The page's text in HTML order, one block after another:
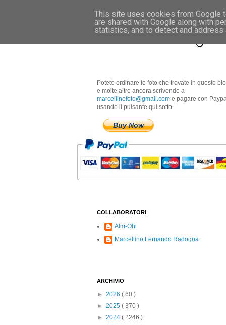
Marcellino
Potete ordinare le foto che trovate in questo
e molte altre ancora scrivendo a
marcellinofoto@gmail.com e pagare con
usando il pulsante qui sotto.
Buy Now
COLLABORATORI
Alm-Ohi
Marcellino Fernando Radogna
ARCHIVIO
► 2026 ( 60 )
► 2025 ( 370 )
► 2024 ( 2246 )
This site uses cookies from Google
are shared with Google along with
statistics, and to detect and address